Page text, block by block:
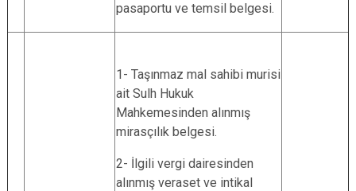
pasaportu ve temsil belgesi.
1- Taşınmaz mal sahibi murisi
ait Sulh Hukuk
Mahkemesinden alınmış
mirasçılık belgesi.
2- İlgili vergi dairesinden
alınmış veraset ve intikal